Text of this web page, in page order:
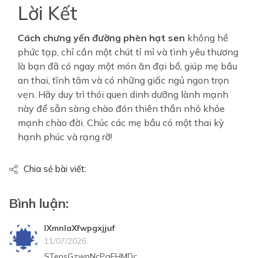
Lời Kết
Cách chưng yến đường phèn hạt sen không hề
phức tạp, chỉ cần một chút tỉ mỉ và tình yêu thương
là bạn đã có ngay một món ăn đại bổ, giúp mẹ bầu
an thai, tĩnh tâm và có những giấc ngủ ngon trọn
vẹn. Hãy duy trì thói quen dinh dưỡng lành mạnh
này để sẵn sàng chào đón thiên thần nhỏ khỏe
mạnh chào đời. Chúc các mẹ bầu có một thai kỳ
hạnh phúc và rạng rỡ!
Chia sẻ bài viết:
Bình luận:
lXmnlaXfwpgxjjuf
11/07/2026